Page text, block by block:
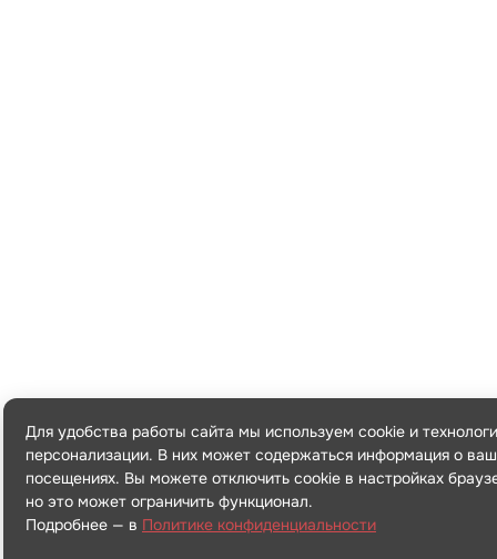
Для удобства работы сайта мы используем cookie и
персонализации. В них может содержаться информация о
посещениях. Вы можете отключить cookie в настройках
но это может ограничить функционал.
Подробнее — в Политике конфиденциальности